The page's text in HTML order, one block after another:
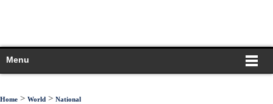
Menu
Home > World > National